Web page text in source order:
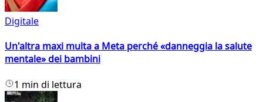
Digitale
Un'altra maxi multa a Meta perché «danneggia la salute
mentale» dei bambini
1 min di lettura